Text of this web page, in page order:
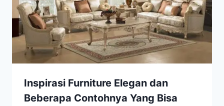
Inspirasi Furniture Elegan dan
Beberapa Contohnya Yang Bisa